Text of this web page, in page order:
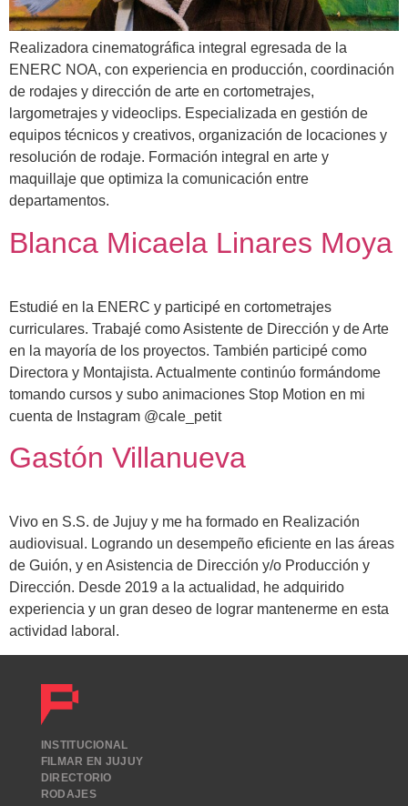
Realizadora cinematográfica integral egresada de la
ENERC NOA, con experiencia en producción, coordinación
de rodajes y dirección de arte en cortometrajes,
largometrajes y videoclips. Especializada en gestión de
equipos técnicos y creativos, organización de locaciones y
resolución de rodaje. Formación integral en arte y
maquillaje que optimiza la comunicación entre
departamentos.
Blanca Micaela Linares Moya
Estudié en la ENERC y participé en cortometrajes
curriculares. Trabajé como Asistente de Dirección y de Arte
en la mayoría de los proyectos. También participé como
Directora y Montajista. Actualmente continúo formándome
tomando cursos y subo animaciones Stop Motion en mi
cuenta de Instagram @cale_petit
Gastón Villanueva
Vivo en S.S. de Jujuy y me ha formado en Realización
audiovisual. Logrando un desempeño eficiente en las áreas
de Guión, y en Asistencia de Dirección y/o Producción y
Dirección. Desde 2019 a la actualidad, he adquirido
experiencia y un gran deseo de lograr mantenerme en esta
actividad laboral.
INSTITUCIONAL
FILMAR EN JUJUY
DIRECTORIO
RODAJES